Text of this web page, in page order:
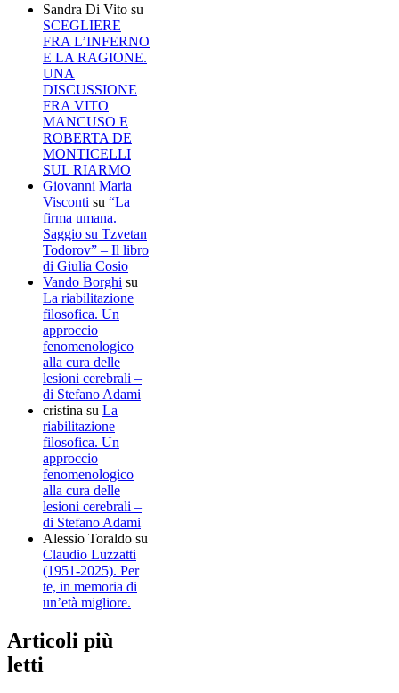
Sandra Di Vito su
SCEGLIERE
FRA L’INFERNO
E LA RAGIONE.
UNA
DISCUSSIONE
FRA VITO
MANCUSO E
ROBERTA DE
MONTICELLI
SUL RIARMO
Giovanni Maria
Visconti su “La
firma umana.
Saggio su Tzvetan
Todorov” – Il libro
di Giulia Cosio
Vando Borghi su
La riabilitazione
filosofica. Un
approccio
fenomenologico
alla cura delle
lesioni cerebrali –
di Stefano Adami
cristina su La
riabilitazione
filosofica. Un
approccio
fenomenologico
alla cura delle
lesioni cerebrali –
di Stefano Adami
Alessio Toraldo su
Claudio Luzzatti
(1951-2025). Per
te, in memoria di
un’età migliore.
Articoli più
letti